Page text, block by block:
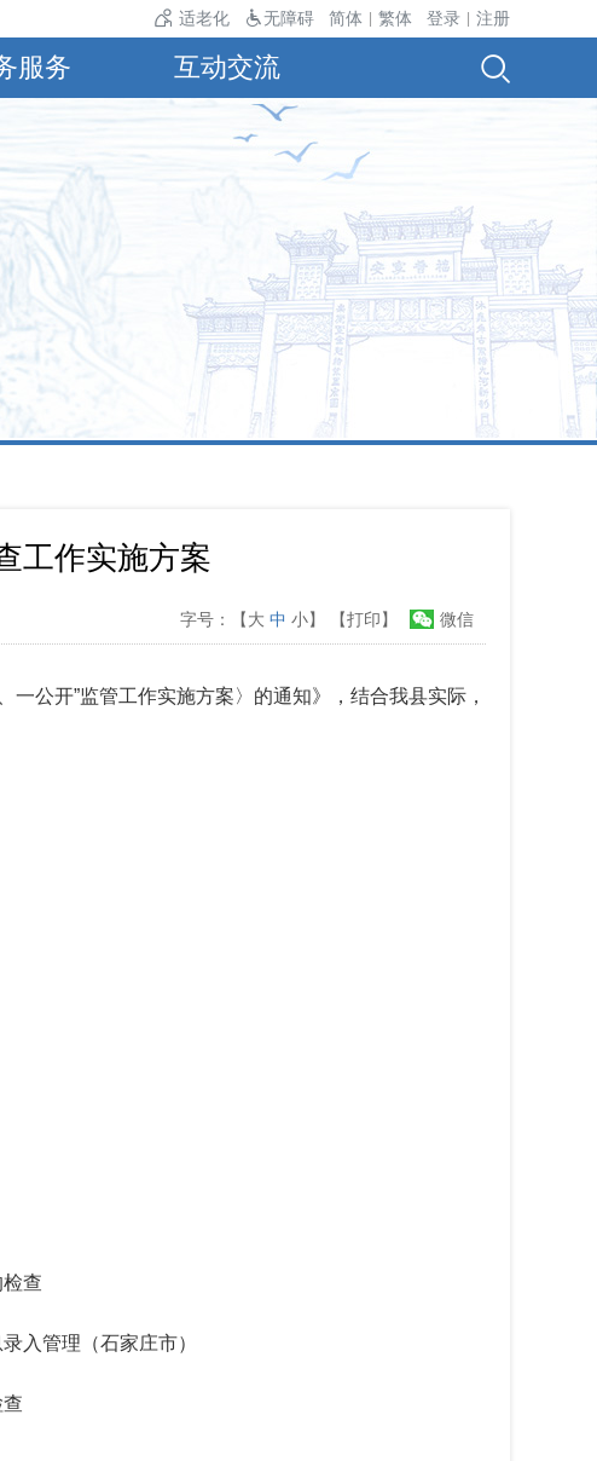
气温24℃。 适老化 无障碍 简体 繁体 登录 注册
服务 互动交流
工作实施方案
微信
字号：【大 中 小】 【打印】
公开”监管工作实施方案〉的通知》，结合我县实际，
查
入管理（石家庄市）